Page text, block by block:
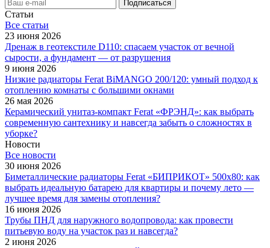
Статьи
Все cтатьи
23 июня 2026
Дренаж в геотекстиле D110: спасаем участок от вечной
сырости, а фундамент — от разрушения
9 июня 2026
Низкие радиаторы Ferat BiMANGO 200/120: умный подход к
отоплению комнаты с большими окнами
26 мая 2026
Керамический унитаз-компакт Ferat «ФРЭНД»: как выбрать
современную сантехнику и навсегда забыть о сложностях в
уборке?
Новости
Все новости
30 июня 2026
Биметаллические радиаторы Ferat «БИПРИКОТ» 500x80: как
выбрать идеальную батарею для квартиры и почему лето —
лучшее время для замены отопления?
16 июня 2026
Трубы ПНД для наружного водопровода: как провести
питьевую воду на участок раз и навсегда?
2 июня 2026